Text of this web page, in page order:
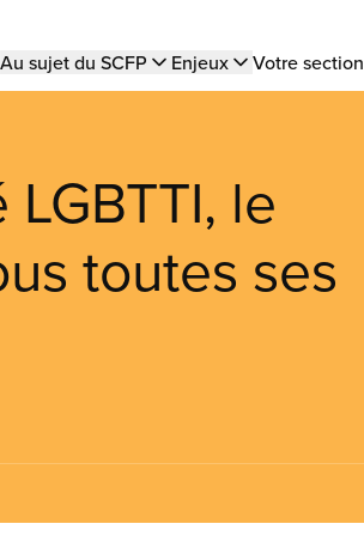
Main
Au sujet du SCFP Enjeux Votre
le
toutes ses